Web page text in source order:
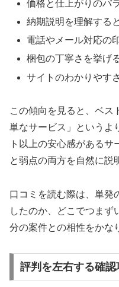
価格と仕上がりのバ
納期説明を理解する
電話やメール対応の
梱包の丁寧さを挙げ
サイトのわかりやす
この傾向を見ると、ベス
単なサービス」というよ
ト以上の安心感がある
と弱点の両方を自然に説
口コミを読む際は、単発
したのか、どこでつまず
分の案件との相性をかな
評判を左右する確認